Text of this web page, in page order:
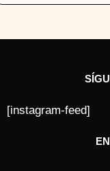
[instagram-feed]